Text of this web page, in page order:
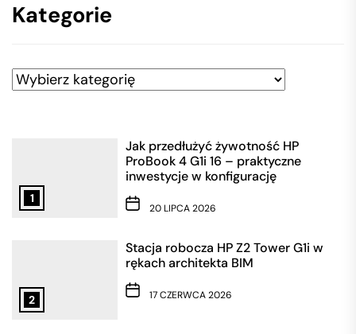
Kategorie
Kategorie
1
Jak przedłużyć żywotność HP
ProBook 4 G1i 16 – praktyczne
inwestycje w konfigurację
20 LIPCA 2026
2
Stacja robocza HP Z2 Tower G1i w
rękach architekta BIM
17 CZERWCA 2026